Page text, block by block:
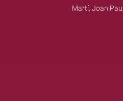
Martí, Joan